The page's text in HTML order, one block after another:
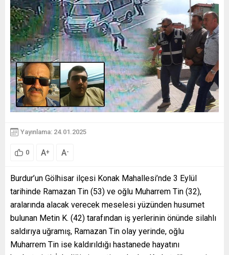
Yayınlama: 24.01.2025
0 A+ A-
Burdur’un Gölhisar ilçesi Konak Mahallesi’nde 3 Eylül
tarihinde Ramazan Tin (53) ve oğlu Muharrem Tin (32),
aralarında alacak verecek meselesi yüzünden husumet
bulunan Metin K. (42) tarafından iş yerlerinin önünde silahlı
saldırıya uğramış, Ramazan Tin olay yerinde, oğlu
Muharrem Tin ise kaldırıldığı hastanede hayatını